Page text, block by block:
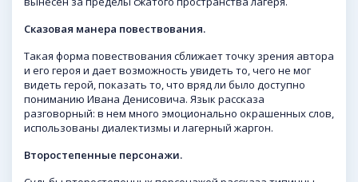
Сказовая манера повествования.
Такая форма повествования сближает точку зрения автора
и его героя и дает возможность увидеть то, чего не мог
видеть герой, показать то, что вряд ли было доступно
пониманию Ивана Денисовича. Язык рассказа
разговорный: в нем много эмоционально окрашенных слов,
использованы диалектизмы и лагерный жаргон.
Второстепенные персонажи.